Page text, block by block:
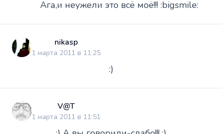
Ага,и неужели это всё моё!!! :bigsmile:
nikasp
1 марта 2011 в 11:25
:)
V@T
1 марта 2011 в 11:51